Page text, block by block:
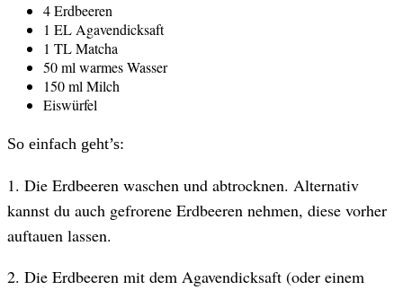
4 Erdbeeren
1 EL Agavendicksaft
1 TL Matcha
50 ml warmes Wasser
150 ml Milch
Eiswürfel
So einfach geht’s:
1. Die Erdbeeren waschen und abtrocknen. Alternativ
kannst du auch gefrorene Erdbeeren nehmen, diese vorher
auftauen lassen.
2. Die Erdbeeren mit dem Agavendicksaft (oder einem